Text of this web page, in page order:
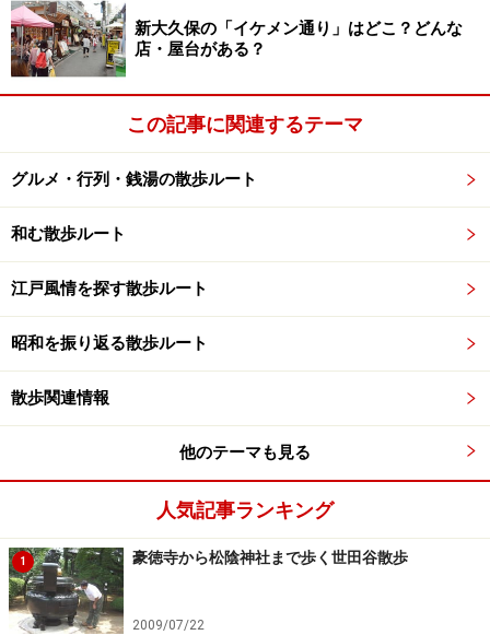
新大久保の「イケメン通り」はどこ？どんな
店・屋台がある？
この記事に関連するテーマ
グルメ・行列・銭湯の散歩ルート
和む散歩ルート
江戸風情を探す散歩ルート
昭和を振り返る散歩ルート
散歩関連情報
他のテーマも見る
人気記事ランキング
1 豪徳寺から松陰神社まで歩く世田谷散歩
2009/07/22